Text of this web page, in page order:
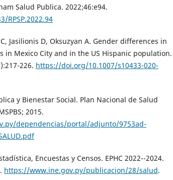
Salud Publica. 2022;46:e94.
RPSP.2022.94
Jasilionis D, Oksuzyan A. Gender differences in
in Mexico City and in the US Hispanic population.
226. https://doi.org/10.1007/s10433-020-
y Bienestar Social. Plan Nacional de Salud
2015.
dependencias/portal/adjunto/9753ad-
Encuestas y Censos. EPHC 2022--2024.
https://www.ine.gov.py/publicacion/28/salud.